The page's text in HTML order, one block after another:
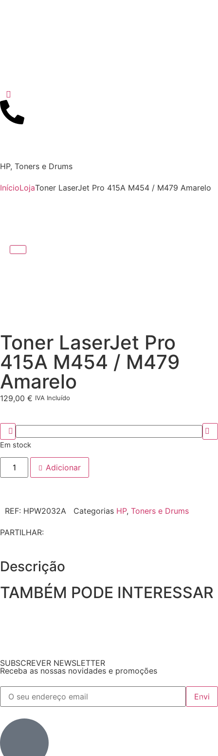
HP, Toners e Drums
InícioLojaToner LaserJet Pro 415A M454 / M479 Amarelo
Toner LaserJet Pro
415A M454 / M479
Amarelo
129,00 € IVA Incluído
Em stock
Adicionar
REF: HPW2032A Categorias HP, Toners e Drums
PARTILHAR:
Descrição
TAMBÉM PODE INTERESSAR
SUBSCREVER NEWSLETTER
Receba as nossas novidades e promoções